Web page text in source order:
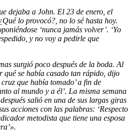
dejaba a John. El 23 de enero, el
lo provocó?, no lo sé hasta hoy.
‘nunca jamás volver’. ‘Yo
y no voy a pedirle que
surgió poco después de la boda. Al
qué se había casado tan rápido, dijo
que había tomado’ a fin de
al mundo y a él’. La misma semana
salió en una de sus largas giras
acciones con las palabras: ‘Respecto
metodista que tiene una esposa